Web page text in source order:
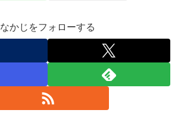
なかじをフォローする